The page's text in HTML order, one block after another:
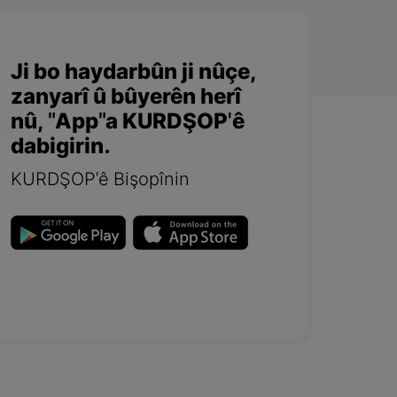
Ji bo haydarbûn ji nûçe,
zanyarî û bûyerên herî
nû, "App"a KURDŞOP'ê
dabigirin.
KURDŞOP'ê Bişopînin